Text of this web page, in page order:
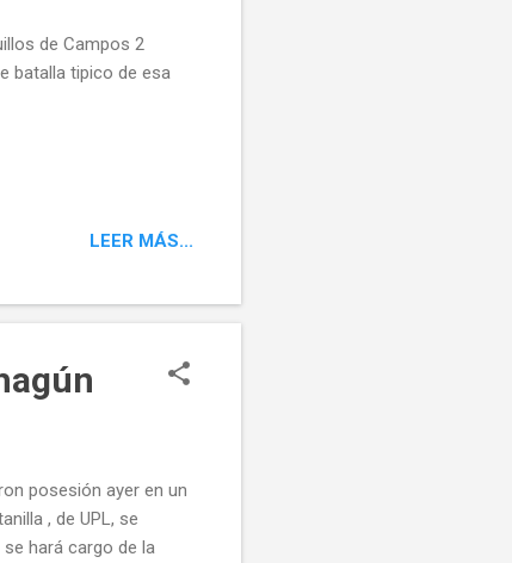
de Campos 2
batalla tipico de esa
LEER MÁS...
posesión ayer en un
, de UPL, se
se hará cargo de la